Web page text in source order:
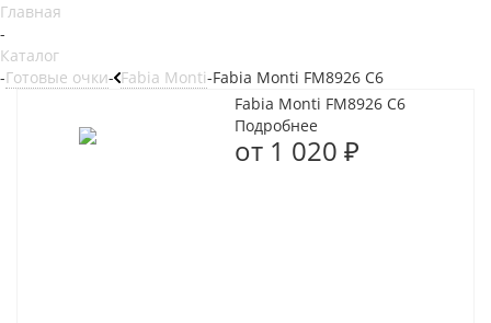
Главная
-
Каталог
-Готовые очки- Fabia Monti-Fabia Monti FM8926 C6
Fabia Monti FM8926 C6
Подробнее
от 1 020 ₽